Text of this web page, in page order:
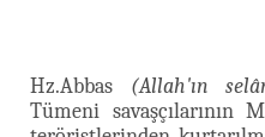
Hz.Abbas (Allah'ın
Tümeni savaşçılarının